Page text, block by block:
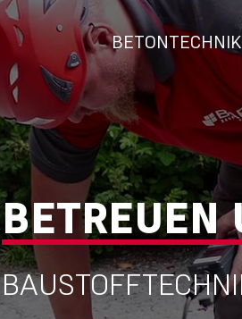
BETONTECHNIK
BETREUEN